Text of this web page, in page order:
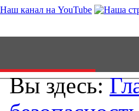
Вы здесь: